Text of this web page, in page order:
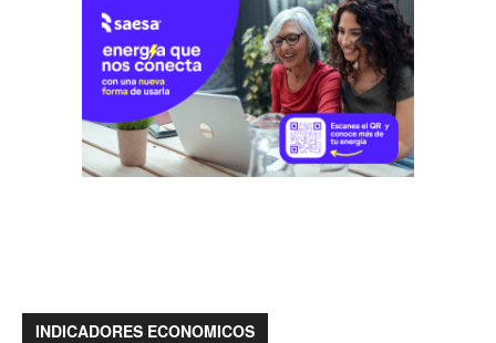
INDICADORES ECONOMICOS